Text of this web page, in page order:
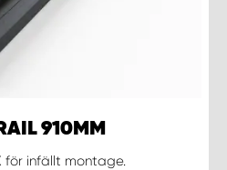
910MM
för infällt montage.